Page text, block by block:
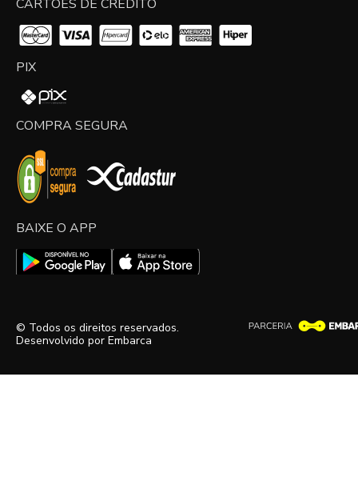
CARTÕES DE CRÉDITO
PIX
COMPRA SEGURA
BAIXE O APP
© Todos os direitos reservados.
Desenvolvido por Embarca